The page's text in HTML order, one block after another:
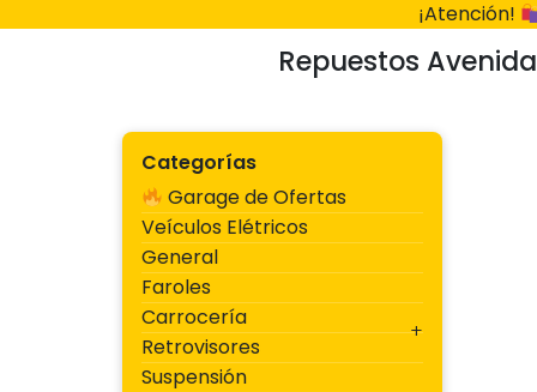
¡Atención!
Repuestos Avenida
Categorías
Garage de Ofertas
Veículos Elétricos
General
Faroles
Carrocería
Retrovisores
Suspensión